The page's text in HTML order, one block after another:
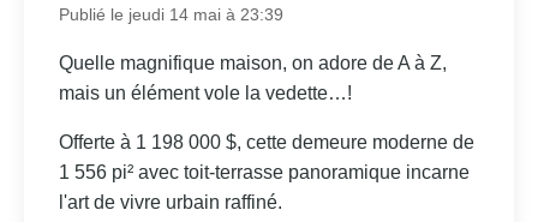
Publié le jeudi 14 mai à 23:39
Quelle magnifique maison, on adore de A à Z,
mais un élément vole la vedette…!
Offerte à 1 198 000 $, cette demeure moderne de
1 556 pi² avec toit-terrasse panoramique incarne
l'art de vivre urbain raffiné.